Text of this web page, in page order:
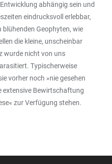
abhängig sein und
eindrucksvoll erlebbar,
blühenden Geophyten, wie
die kleine, unscheinbar
wurde nicht von uns
Typischerweise
vorher noch »nie gesehen
extensive Bewirtschaftung
zur Verfügung stehen.